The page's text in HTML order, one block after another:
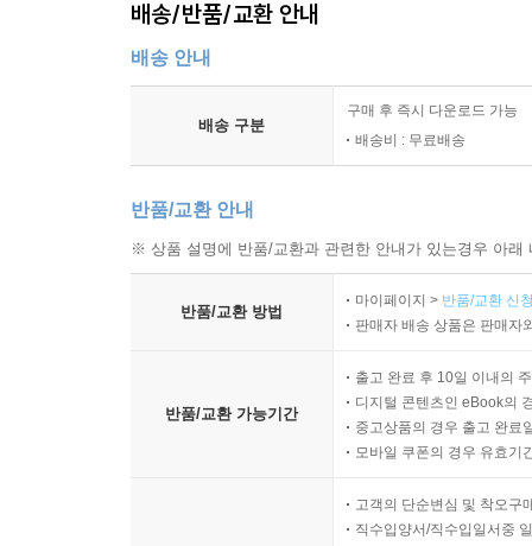
배송/반품/교환 안내
배송 안내
배송 구분
구매 후 즉시 다운로드 가능
배송비 : 무료배송
반품/교환 안내
※ 상품 설명에 반품/교환과 관련한 안내가 있는경우 아
반품/교환 방법
마이페이지 > 반품/교환 신
판매자 배송 상품은 판매자
반품/교환 가능기간
출고 완료 후 10일 이내의
디지털 콘텐츠인 eBook의
중고상품의 경우 출고 완료
모바일 쿠폰의 경우 유효기
고객의 단순변심 및 착오구
직수입양서/직수입일서중